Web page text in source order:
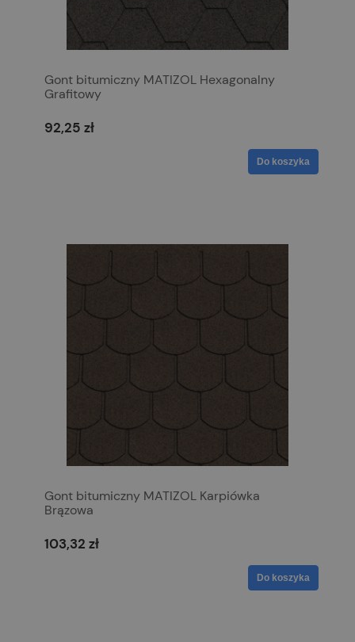
Gont bitumiczny MATIZOL Hexagonalny
Grafitowy
92,25 zł
Do koszyka
Gont bitumiczny MATIZOL Karpiówka
Brązowa
103,32 zł
Do koszyka